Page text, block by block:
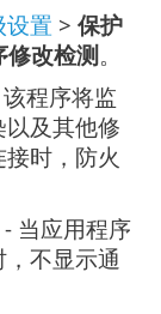
设置 > 保护
修改检测。
程序将监
及其他修
时，防火
- 当应用程序
不显示通